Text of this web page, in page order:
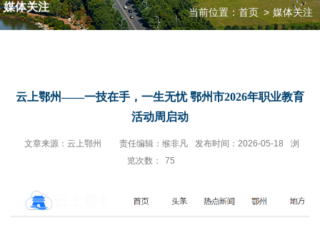
媒体关注 当前位置： 首页 > 媒体关注
云上鄂州——一技在手，一生无忧 鄂州市2026年职业教育
活动周启动
文章来源：云上鄂州 责任编辑：缑非凡 发布时间：2026-05-18
浏
览次数：
75